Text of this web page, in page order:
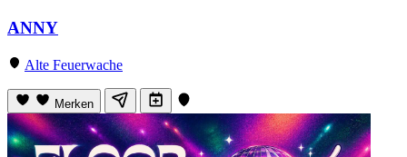
ANNY
Alte Feuerwache
Merken